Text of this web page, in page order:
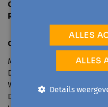
Ondernemingsnummer
RPR
Openingsuren secretariaat:
Maandag: 9u00 - 12u30 en
Dinsdag: 13u30 - 17u00
Woensdag: 9u00 - 12u30 en
Donderdag: 9u00 - 12u30 en
ALLES
ALLES
Details